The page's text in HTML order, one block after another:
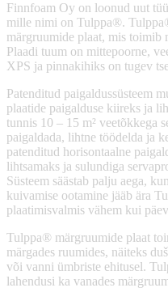
Finnfoam Oy on loonud uut
mille nimi on Tulppa®.
märgruumide plaat, mis toimib
Plaadi tuum on mittepoorne,
XPS ja pinnakihiks on tugev
Patenditud paigaldussüsteem
plaatide paigalduse kiireks ja
tunnis 10 – 15 m² veetõkkega
paigaldada, lihtne töödelda ja
patenditud horisontaalne
lihtsamaks ja sulundiga
Süsteem säästab palju aega,
kuivamise ootamine jääb ära
plaatimisvalmis vähem kui
Tulppa® märgruumide plaat
märgades ruumides, näiteks
või vanni ümbriste ehitusel.
lahendusi ka vanades